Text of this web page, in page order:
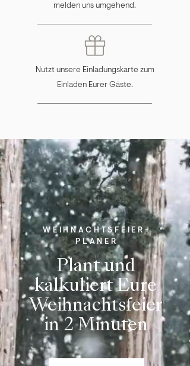
melden uns umgehend.
Nutzt unsere Einladungskarte zum
Einladen Eurer Gäste.
WEIHNACHTSFEIER-
PLANER
Plant und
kalkuliert Eure
Weihnachtsfeier
in 2 Minuten